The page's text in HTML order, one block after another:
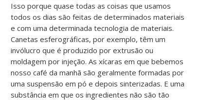
Isso porque quase todas as coisas que usamos
todos os dias são feitas de determinados materiais
e com uma determinada tecnologia de materiais.
Canetas esferográficas, por exemplo, têm um
invólucro que é produzido por extrusão ou
moldagem por injeção. As xícaras em que bebemos
nosso café da manhã são geralmente formadas por
uma suspensão em pó e depois sinterizadas. E uma
substância em que os ingredientes não são tão